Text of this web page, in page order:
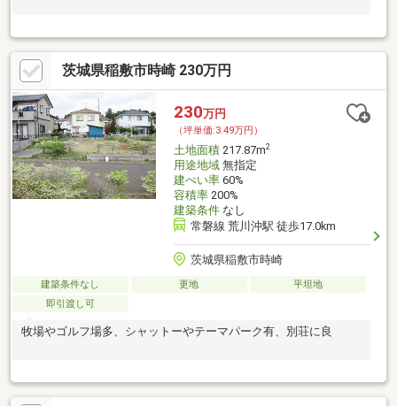
茨城県稲敷市時崎 230万円
230万円
（坪単価:3.49万円）
土地面積217.87m2
用途地域無指定
建ぺい率60%
容積率200%
建築条件なし
常磐線 荒川沖駅 徒歩17.0km
茨城県稲敷市時崎
建築条件なし 更地
平坦地
即引渡し可
牧場やゴルフ場多、シャットーやテーマパーク有、別荘に良